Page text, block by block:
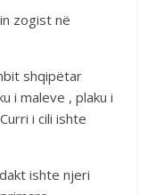
zogist në
shqipëtar
i maleve , plaku i
i cili ishte
ishte njeri